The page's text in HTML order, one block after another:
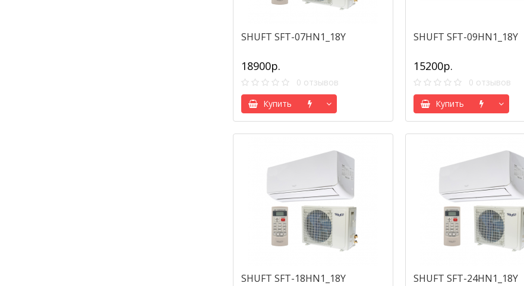
SHUFT SFT-07HN1_18Y
18900р.
0 отзывов
Купить
SHUFT SFT-09HN1_18Y
15200р.
0 отзывов
Купить
SHUFT SFT-18HN1_18Y SHUFT SFT-24HN1_18Y